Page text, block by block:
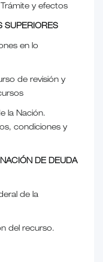
y efectos
en lo
de revisión y
Nación.
condiciones y
DE DEUDA
de la
del recurso.